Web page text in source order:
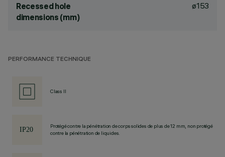
Recessed hole
dimensions (mm)
ø153
PERFORMANCE TECHNIQUE
Class II
Protégé contre la pénétration de corps solides de plus de 12 mm, non protégé
contre la pénétration de liquides.